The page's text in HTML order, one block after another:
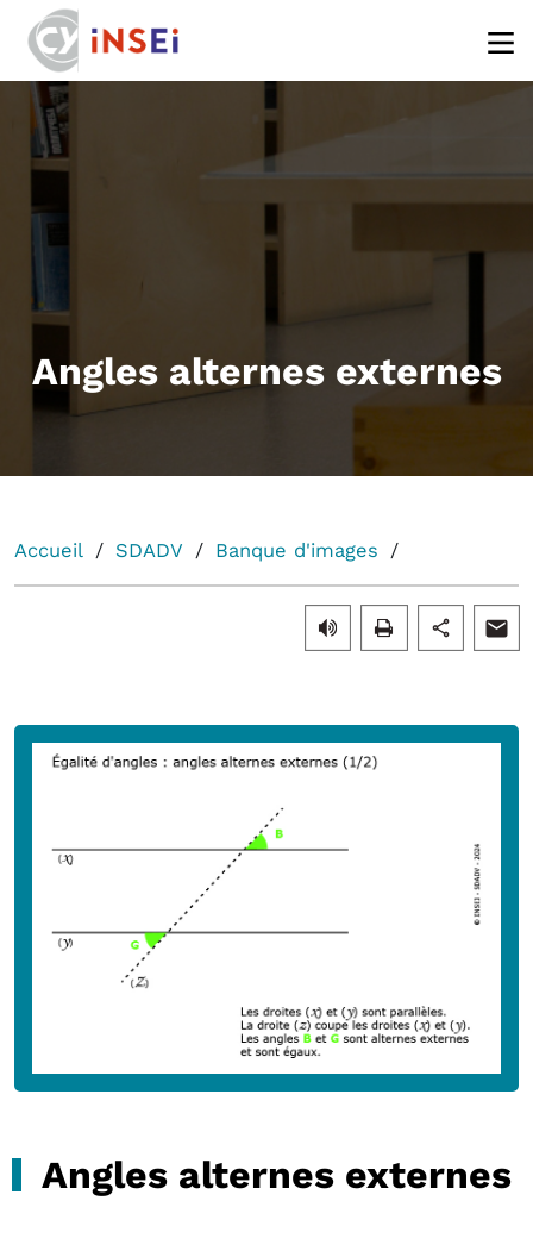
Angles alternes externes
Accueil SDADV Banque d'images
Angles alternes externes